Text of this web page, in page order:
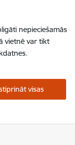
nepieciešamās
vietnē var tikt
visas